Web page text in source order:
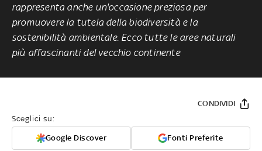
rappresenta anche un'occasione preziosa per
promuovere la tutela della biodiversità e la
sostenibilità ambientale. Ecco tutte le aree naturali
più affascinanti del vecchio continente
Sceglici su:
Google Discover Fonti Preferite
CONDIVIDI